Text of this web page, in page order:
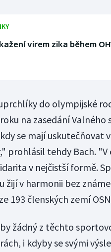
virem zika během
do olympijské
na zasedání
se mají uskutečňovat
prohlásil tehdy Bach. "V
v nejčistší formě.
žijí v harmonii bez
193 členských zemí
žádný z těchto
i kdyby se svými